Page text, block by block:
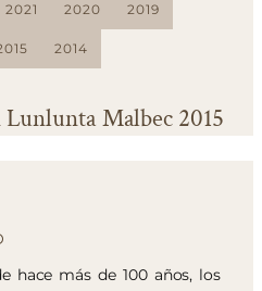
2021 2020 2019
2014
Malbec 2015
hace más de 100 años, los